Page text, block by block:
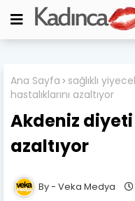
Ana Sayfa sağlıklı
hastalıklarını azaltıyor
Akdeniz diyeti
azaltıyor
Veka Medya